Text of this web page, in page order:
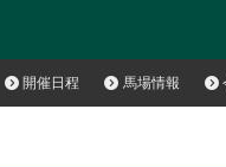
開催日程 馬場情報